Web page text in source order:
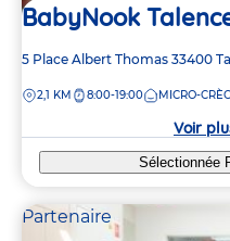
BabyNook
Adresse
la
5 Place Albert Thomas 33400
DISTANCE
2,1 KM 8:00-19:00 MICRO-
Voir
Sélectionnée
Partenaire